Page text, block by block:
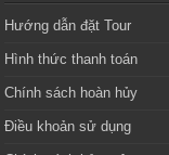
Hướng dẫn đặt Tour
Hình thức thanh toán
Chính sách hoàn hủy
Điều khoản sử dụng